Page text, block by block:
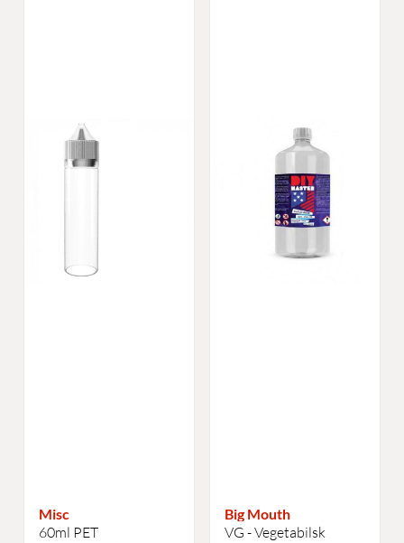
Misc
60ml PET
Big Mouth
VG - Vegetabilsk